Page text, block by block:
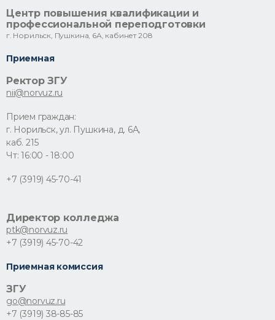
Центр повышения квалификации и
профессиональной переподготовки
г. Норильск, Пушкина, 6А, кабинет 208
Приемная
Ректор ЗГУ
nii@norvuz.ru
Прием граждан:
г. Норильск, ул. Пушкина, д. 6А,
каб. 215
Чт: 16:00 - 18:00
+7 (3919) 45-70-41
Директор колледжа
ptk@norvuz.ru
+7 (3919) 45-70-42
Приемная комиссия
ЗГУ
go@norvuz.ru
+7 (3919) 38-85-85